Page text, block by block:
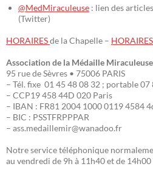
@MedMiraculeuse : lien des
(Twitter)
HORAIRESde la Chapelle – HORAIRES
Association de la Médaille Miraculeuse
95 rue de Sèvres • 75006 PARIS
– Tél. fixe 01 45 48 08 32 ; portable 07
– CCP19 458 44D 020 Paris
– IBAN : FR81 2004 1000 0119 4584
– BIC : PSSTFRPPPAR
– ass.medaillemir@wanadoo.fr
Notre service téléphonique
au vendredi de 9h à 11h40 et de